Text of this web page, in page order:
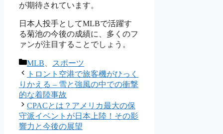
が期待されています。
日本人投手としてMLBで活躍す
る菊池の今後の成績に、多くのフ
ァンが注目することでしょう。
カ
テ
ゴ
リ
ー
MLB
スポーツ
トロント空港で旅客機がひっく
りかえる – 雪と強風の中での衝撃
的な着陸事故
CPACとは？アメリカ最大の保
守派イベントが日本上陸！その影
響力と今後の展望